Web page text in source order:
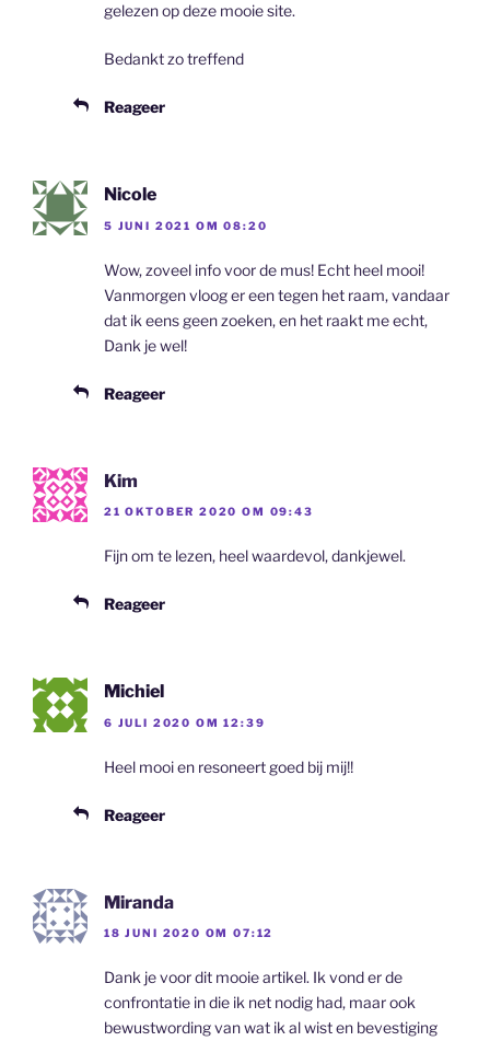
gelezen op deze mooie site.
Bedankt zo treffend
Reageer
Nicole
5 JUNI 2021 OM 08:20
Wow, zoveel info voor de mus! Echt heel mooi!
Vanmorgen vloog er een tegen het raam, vandaar
dat ik eens geen zoeken, en het raakt me echt,
Dank je wel!
Reageer
Kim
21 OKTOBER 2020 OM 09:43
Fijn om te lezen, heel waardevol, dankjewel.
Reageer
Michiel
6 JULI 2020 OM 12:39
Heel mooi en resoneert goed bij mij!!
Reageer
Miranda
18 JUNI 2020 OM 07:12
Dank je voor dit mooie artikel. Ik vond er de
confrontatie in die ik net nodig had, maar ook
bewustwording van wat ik al wist en bevestiging